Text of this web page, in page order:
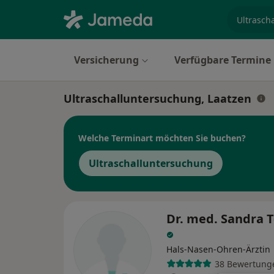
Versicherung Verfügbare Termine
Ultraschalluntersuchung, Laatzen
Welche Terminart möchten Sie buchen?
Ultraschalluntersuchung
Dr. med. Sandra
Hals-Nasen-Ohren-Ärztin
38